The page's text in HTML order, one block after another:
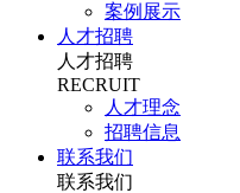
案例展示
人才招聘
人才招聘
RECRUIT
人才理念
招聘信息
联系我们
联系我们